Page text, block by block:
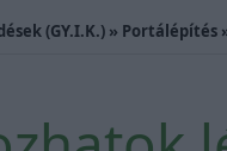
(GY.I.K.) » Portálépítés